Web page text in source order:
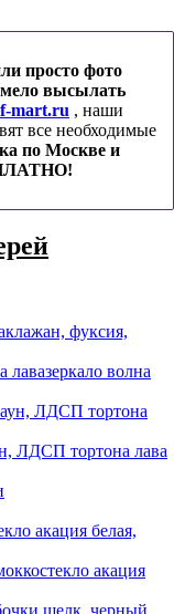
просто фото
высылать
mart.ru , наши
все необходимые
по Москве и
фуксия,
зеркало волна
ЛДСП тортона лава
акация белая,
стекло акация
шелк, черный